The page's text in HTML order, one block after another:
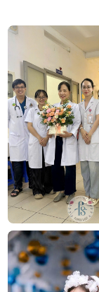
Công ty
hoa tươi
FlowerSight là
HCMvà toàn
hẹn. Mỗi sản
được thiết kế
nhà thiết kế
Chúng tôi
nhật,hoa khai
mẫubó hoa
Văn Phòng:
Nhuận,